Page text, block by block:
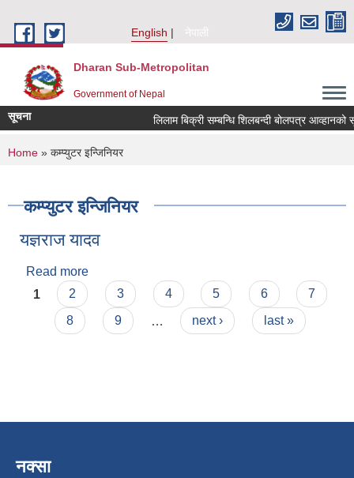
English
नेपाली
Dharan Sub-Metropolitan
Government of Nepal
सूचना लिलाम बिक्री सम्बन्धि शिलबन्दी
You are here
Home » कम्प्युटर इन्जिनियर
कम्प्युटर इन्जिनियर
यज्ञराज यादव
Read more
Pages
1 2 3 4 5 6
7
8
9 next › last »
नक्सा